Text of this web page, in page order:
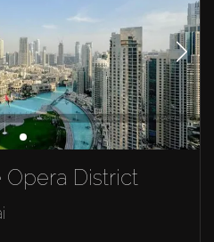
Opera District